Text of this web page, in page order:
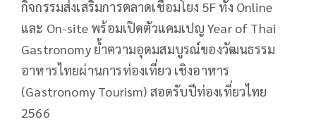
กิจกรรมส่งเสริมการตลาดเชื่อมโยง 5F ทั้ง Online
และ On-site พร้อมเปิดตัวแคมเปญ Year of Thai
Gastronomy ย้ำความอุดมสมบูรณ์ของวัฒนธรรม
อาหารไทยผ่านการท่องเที่ยว เชิงอาหาร
(Gastronomy Tourism) สอดรับปีท่องเที่ยวไทย
2566